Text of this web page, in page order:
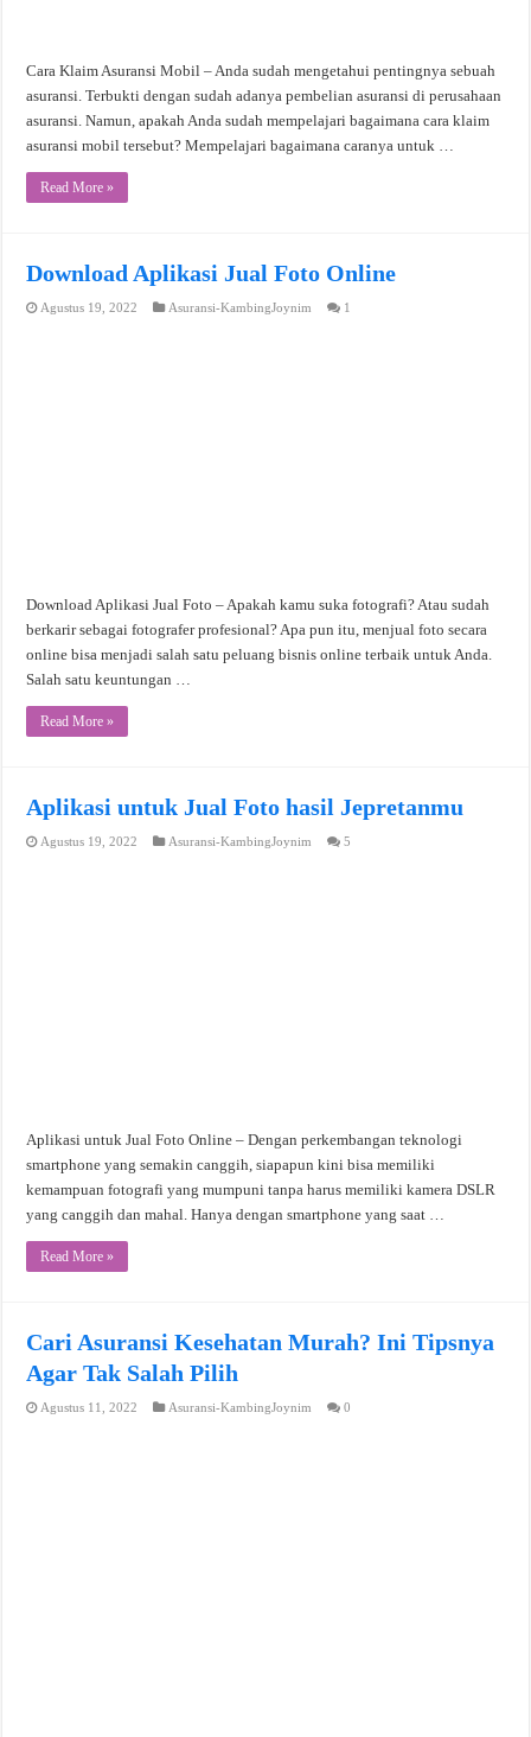
Cara Klaim Asuransi Mobil – Anda sudah mengetahui pentingnya sebuah
asuransi. Terbukti dengan sudah adanya pembelian asuransi di perusahaan
asuransi. Namun, apakah Anda sudah mempelajari bagaimana cara klaim
asuransi mobil tersebut? Mempelajari bagaimana caranya untuk …
Read More »
Download Aplikasi Jual Foto Online
Agustus 19, 2022 Asuransi-KambingJoynim 1
Download Aplikasi Jual Foto – Apakah kamu suka fotografi? Atau sudah
berkarir sebagai fotografer profesional? Apa pun itu, menjual foto secara
online bisa menjadi salah satu peluang bisnis online terbaik untuk Anda.
Salah satu keuntungan …
Read More »
Aplikasi untuk Jual Foto hasil Jepretanmu
Agustus 19, 2022 Asuransi-KambingJoynim 5
Aplikasi untuk Jual Foto Online – Dengan perkembangan teknologi
smartphone yang semakin canggih, siapapun kini bisa memiliki
kemampuan fotografi yang mumpuni tanpa harus memiliki kamera DSLR
yang canggih dan mahal. Hanya dengan smartphone yang saat …
Read More »
Cari Asuransi Kesehatan Murah? Ini Tipsnya
Agar Tak Salah Pilih
Agustus 11, 2022 Asuransi-KambingJoynim 0